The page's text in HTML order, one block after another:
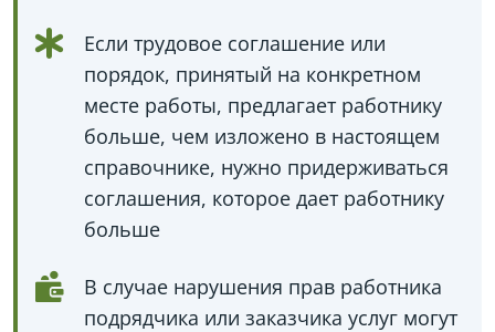
Если трудовое соглашение или
порядок, принятый на конкретном
месте работы, предлагает работнику
больше, чем изложено в настоящем
справочнике, нужно придерживаться
соглашения, которое дает работнику
больше
В случае нарушения прав работника
подрядчика или заказчика услуг могут